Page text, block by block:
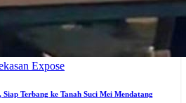
Expose
Terbang ke Tanah Suci Mei Mendatang